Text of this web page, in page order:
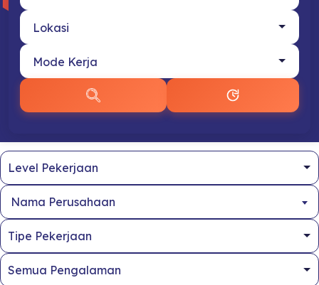
Nama Perusahaan